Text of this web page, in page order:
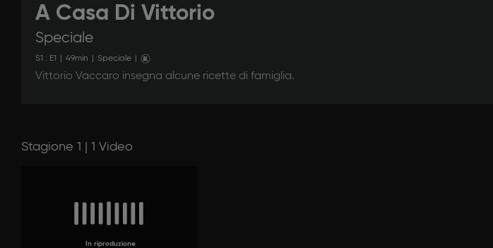
A Casa Di Vittorio
Speciale
S1 : E1 49min Speciale
Vittorio Vaccaro insegna alcune ricette di famiglia.
Stagione 1 | 1 Video
In riproduzione